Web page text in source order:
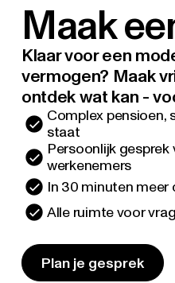
Maak
Klaar voor een
vermogen? Maak
ontdek wat kan -
Complex pensioen,
staat
Persoonlijk
werkenemers
In 30 minuten meer
Alle ruimte voor
Plan je gesprek